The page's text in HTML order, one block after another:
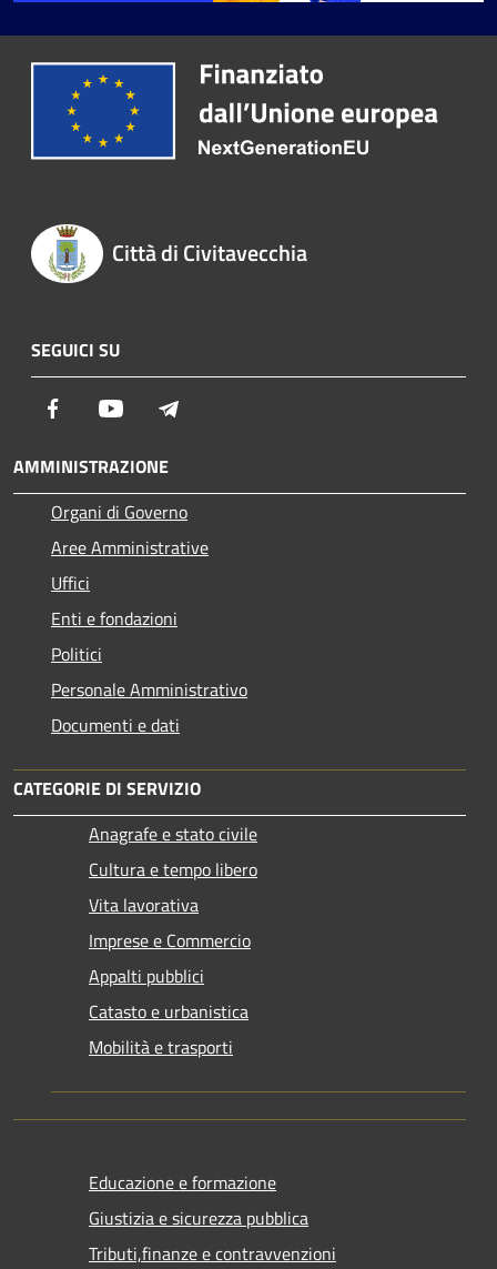
Città di Civitavecchia
SEGUICI SU
Facebook Youtube
AMMINISTRAZIONE
Organi di Governo
Aree Amministrative
Uffici
Enti e fondazioni
Politici
Personale Amministrativo
Documenti e dati
CATEGORIE DI SERVIZIO
Anagrafe e stato civile
Cultura e tempo libero
Vita lavorativa
Imprese e Commercio
Appalti pubblici
Catasto e urbanistica
Mobilità e trasporti
Educazione e formazione
Giustizia e sicurezza pubblica
Tributi,finanze e contravvenzioni